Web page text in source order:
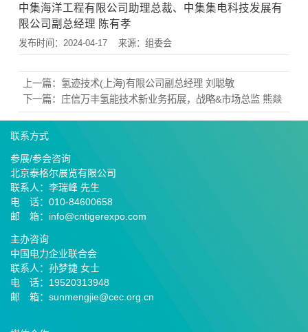
中集海洋工程有限公司助理总裁、中集集电科技发展有
限公司副总经理 陈有孝
发布时间：2024-04-17 来源：组委会
上一篇： 氢迹技术(上海)有限公司副总经理 刘聪敏
下一篇： 庄信万丰氢能技术新业务拓展，战略&市场总监 熊燚
联系方式
参展/参会咨询
北京泰格尔展览有限公司
联系人：李瑞峰 先生
电 话：010-84600658
邮 箱：info@cntigerexpo.com
主办咨询
中国电力企业联合会
联系人：孙梦捷 女士
电 话：19520313948
邮 箱：sunmengjie@cec.org.cn